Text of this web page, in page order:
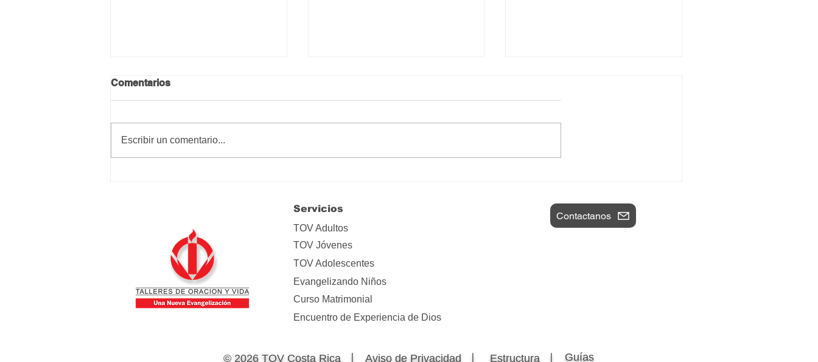
Comentarios
Escribir un comentario...
Servicios
Contactanos
TOV Adultos
TOV Jóvenes
TOV Adolescentes
Evangelizando Niños
Curso Matrimonial
Encuentro de Experiencia de Dios
© 2026 TOV Costa Rica 〡 Aviso de Privacidad 〡 Estructura 〡 Guías